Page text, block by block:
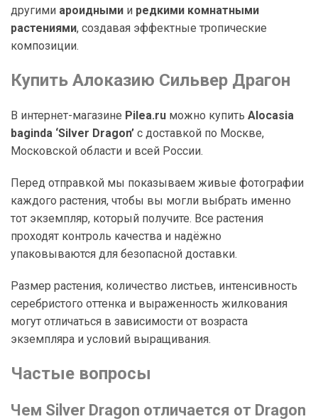
другими ароидными и редкими комнатными
растениями, создавая эффектные тропические
композиции.
Купить Алоказию Сильвер Драгон
В интернет-магазине Pilea.ru можно купить Alocasia
baginda ‘Silver Dragon’ с доставкой по Москве,
Московской области и всей России.
Перед отправкой мы показываем живые фотографии
каждого растения, чтобы вы могли выбрать именно
тот экземпляр, который получите. Все растения
проходят контроль качества и надёжно
упаковываются для безопасной доставки.
Размер растения, количество листьев, интенсивность
серебристого оттенка и выраженность жилкования
могут отличаться в зависимости от возраста
экземпляра и условий выращивания.
Частые вопросы
Чем Silver Dragon отличается от Dragon